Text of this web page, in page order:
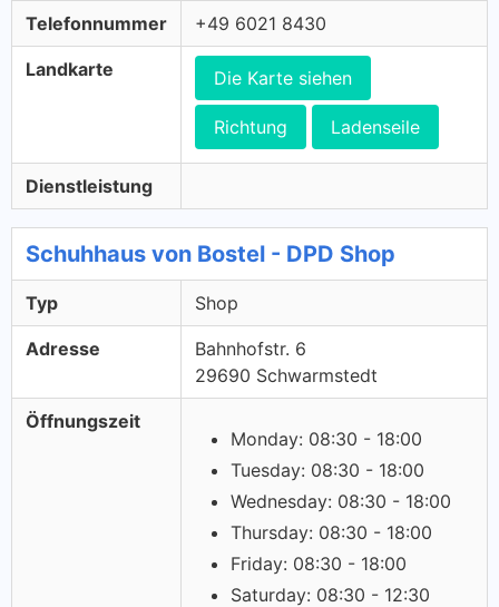
Telefonnummer +49 6021 8430
Landkarte Die Karte siehen
Richtung Ladenseile
Dienstleistung
Schuhhaus von Bostel - DPD Shop
Typ Shop
Adresse
Bahnhofstr. 6
29690 Schwarmstedt
Öffnungszeit
Monday: 08:30 - 18:00
Tuesday: 08:30 - 18:00
Wednesday: 08:30 - 18:00
Thursday: 08:30 - 18:00
Friday: 08:30 - 18:00
Saturday: 08:30 - 12:30